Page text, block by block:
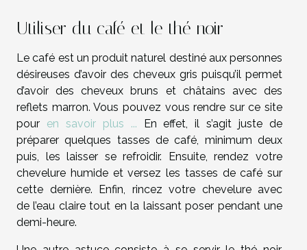
Utiliser du café et le thé noir
Le café est un produit naturel destiné aux personnes
désireuses d’avoir des cheveux gris puisqu’il permet
d’avoir des cheveux bruns et châtains avec des
reflets marron. Vous pouvez vous rendre sur ce site
pour en savoir plus ... En effet, il s’agit juste de
préparer quelques tasses de café, minimum deux
puis, les laisser se refroidir. Ensuite, rendez votre
chevelure humide et versez les tasses de café sur
cette dernière. Enfin, rincez votre chevelure avec
de l’eau claire tout en la laissant poser pendant une
demi-heure.